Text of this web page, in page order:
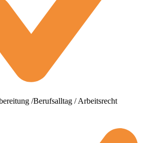
/Berufsalltag / Arbeitsrecht